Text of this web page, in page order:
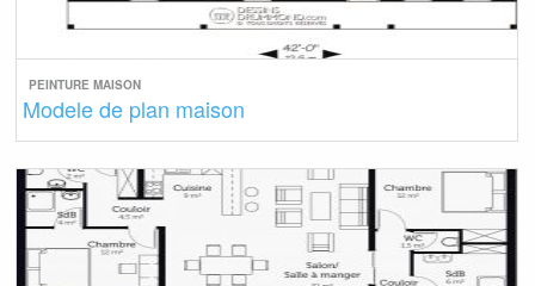
PEINTURE MAISON
Modele de plan maison